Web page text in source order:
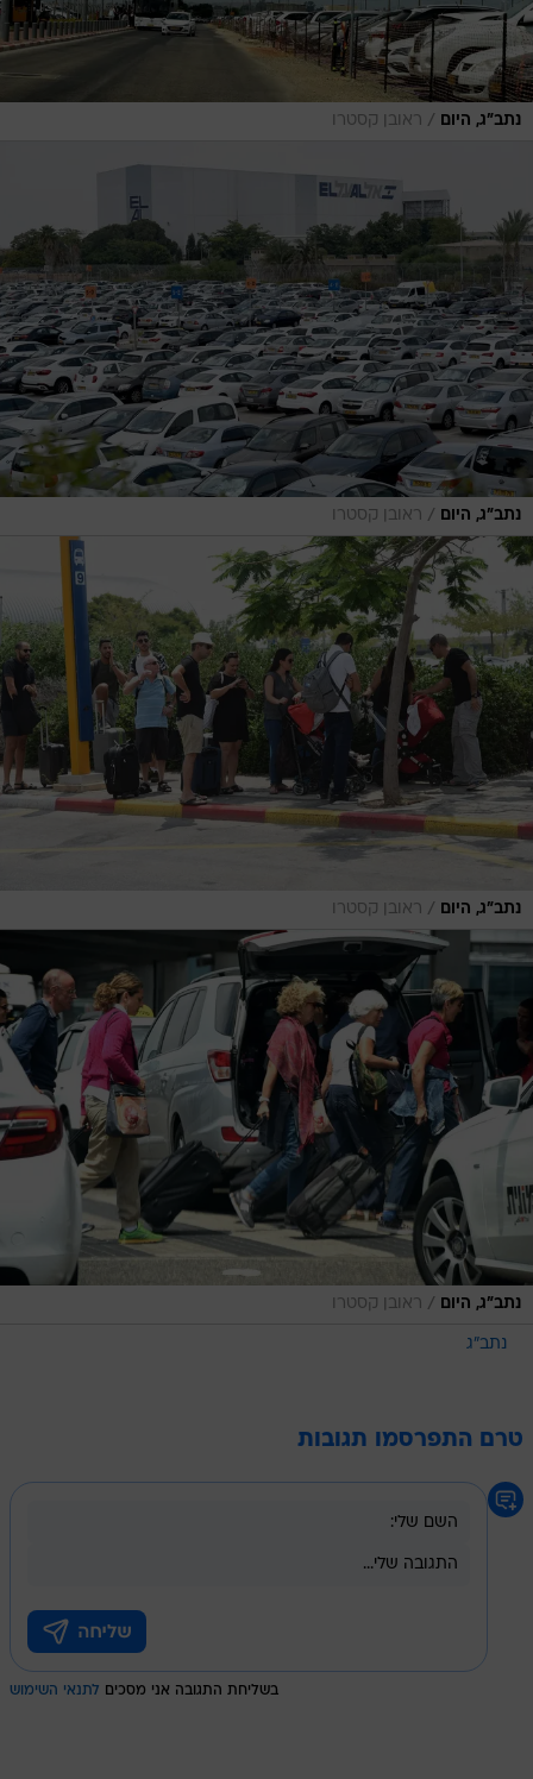
נתב"ג, היום / ראובן קסטרו
נתב"ג, היום / ראובן קסטרו
נתב"ג, היום / ראובן קסטרו
נתב"ג, היום / ראובן קסטרו
נתב"ג
טרם התפרסמו תגובות
בשליחת התגובה אני מסכים לתנאי השימוש